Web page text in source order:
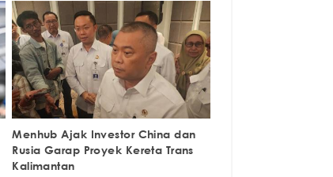
Menhub Ajak Investor China dan
Rusia Garap Proyek Kereta Trans
Kalimantan